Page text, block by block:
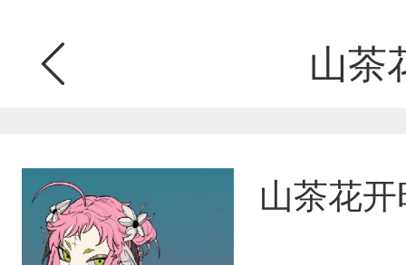
山茶
山茶花开